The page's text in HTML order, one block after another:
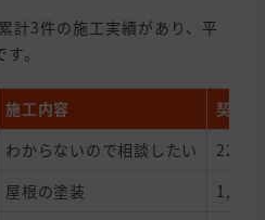
計3件の施工実績があり、平
。
施工内容
契約
わからないので相談したい
屋根の塗装